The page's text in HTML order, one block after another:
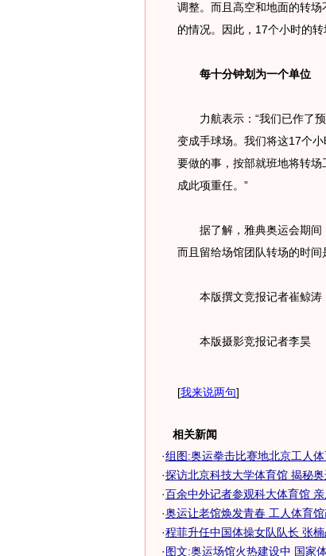
调整。而且高空和地面的转
的情况。因此，17个小时的
每十分钟划为一个单位
力航表示：“我们已作了预
变成手球场。我们将这17个
要做的事，按部就班地将转
成此项重任。”
据了解，雅典奥运会期间
而且留给场馆团队转场的时间
本版撰文竞报记者崔鲸涛
本版摄影竞报记者李昊
[我来说两句]
相关新闻
·组图:奥运拳击比赛地北京工人
·探访北京科技大学体育馆 揭秘奥
·百余中外记者参观科大体育馆
·奥运让老馆焕发青春 工人体育馆
·程菲升任中国体操女队队长 张楠
·图文:奥运场馆火热建设中 国家